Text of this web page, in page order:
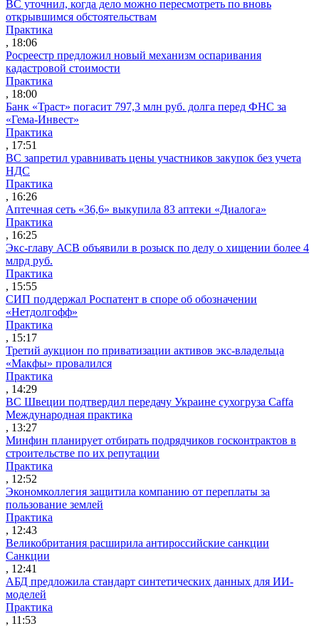
ВС уточнил, когда дело можно пересмотреть по вновь
открывшимся обстоятельствам
Практика
, 18:06
Росреестр предложил новый механизм оспаривания
кадастровой стоимости
Практика
, 18:00
Банк «Траст» погасит 797,3 млн руб. долга перед ФНС за
«Гема-Инвест»
Практика
, 17:51
ВС запретил уравнивать цены участников закупок без учета
НДС
Практика
, 16:26
Аптечная сеть «36,6» выкупила 83 аптеки «Диалога»
Практика
, 16:25
Экс-главу АСВ объявили в розыск по делу о хищении более 4
млрд руб.
Практика
, 15:55
СИП поддержал Роспатент в споре об обозначении
«Нетдолгофф»
Практика
, 15:17
Третий аукцион по приватизации активов экс-владельца
«Макфы» провалился
Практика
, 14:29
ВС Швеции подтвердил передачу Украине сухогруза Caffa
Международная практика
, 13:27
Минфин планирует отбирать подрядчиков госконтрактов в
строительстве по их репутации
Практика
, 12:52
Экономколлегия защитила компанию от переплаты за
пользование землей
Практика
, 12:43
Великобритания расширила антироссийские санкции
Санкции
, 12:41
АБД предложила стандарт синтетических данных для ИИ-
моделей
Практика
, 11:53